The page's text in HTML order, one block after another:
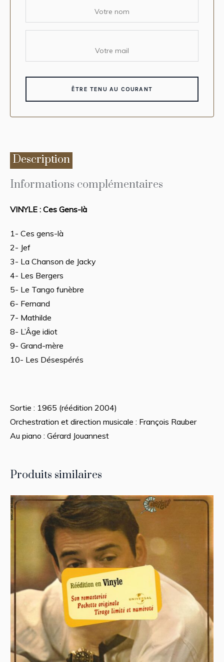
Description
Informations complémentaires
VINYLE : Ces Gens-là
1- Ces gens-là
2- Jef
3- La Chanson de Jacky
4- Les Bergers
5- Le Tango funèbre
6- Fernand
7- Mathilde
8- L’Âge idiot
9- Grand-mère
10- Les Désespérés
Sortie : 1965 (réédition 2004)
Orchestration et direction musicale : François Rauber
Au piano : Gérard Jouannest
Produits similaires